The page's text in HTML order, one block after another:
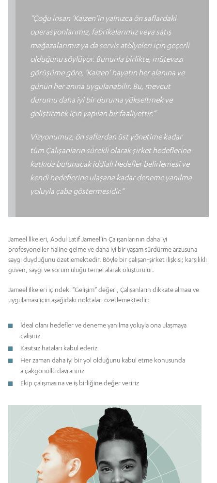
“Çoğu insan ‘Kaizen’in yalnızca ön saflardaki
operasyonlarımız, fabrikalarımız veya satış
mağazalarımız ya da servis atölyeleri için geçerli
olduğunu söylüyor. Bununla birlikte, mütevazı
görüşüme göre, ‘Kaizen’ hayatın her alanına ve
günün her anına uygulanabilir. Bu, mevcut
durumu daha iyi bir duruma yükseltmek ve
geliştirmek için yapılan bir faaliyettir.”
Vizyonumuz, ön saflardan üst yönetime kadar
tüm Çalışanların sürekli olarak şirket hedeflerine
katkıda bulunacak iddialı hedefler belirlemesi ve
kendi hedeflerine ulaşana kadar deneme yanılma
yoluyla çaba göstermesidir.”
Jameel İlkeleri, Abdul Latif Jameel’in Çalışanlarının daha iyi
profesyoneller haline gelme ve daha iyi bir yaşam sürdürme arzusuna
saygı duyduğunu özetlemektedir. Böyle bir çalışan-şirket ilişkisi; karşılıklı
güven, saygı ve sorumluluğu temel alarak oluşturulur.
Jameel İlkeleri içindeki “Gelişim” değeri, Çalışanların dikkate alması ve
uygulaması için aşağıdaki noktaları özetlemektedir:
İdeal olanı hedefler ve deneme yanılma yoluyla ona ulaşmaya
çalışırız
Kasıtsız hataları kabul ederiz
Her zaman daha iyi bir yol olduğunu kabul etme konusunda
alçakgönüllü davranırız
Ekip çalışmasına ve iş birliğine değer veririz